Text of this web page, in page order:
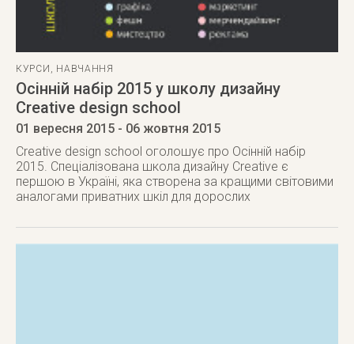
КУРСИ , НАВЧАННЯ
Осінній набір 2015 у школу дизайну
Creative design school
01 вересня 2015 - 06 жовтня 2015
Creative design school оголошує про Осінній набір
2015. Спеціалізована школа дизайну Creative є
першою в Україні, яка створена за кращими світовими
аналогами приватних шкіл для дорослих